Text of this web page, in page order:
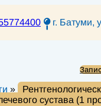
г. Батуми,
»
сустава (1